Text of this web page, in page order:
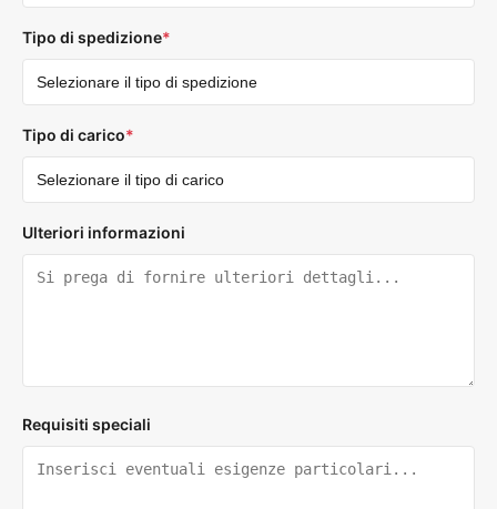
Tipo di spedizione*
Tipo di carico*
Ulteriori informazioni
Requisiti speciali